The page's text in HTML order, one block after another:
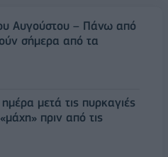
Αυγούστου – Πάνω από
σήμερα από τα
μετά τις πυρκαγιές
πριν από τις